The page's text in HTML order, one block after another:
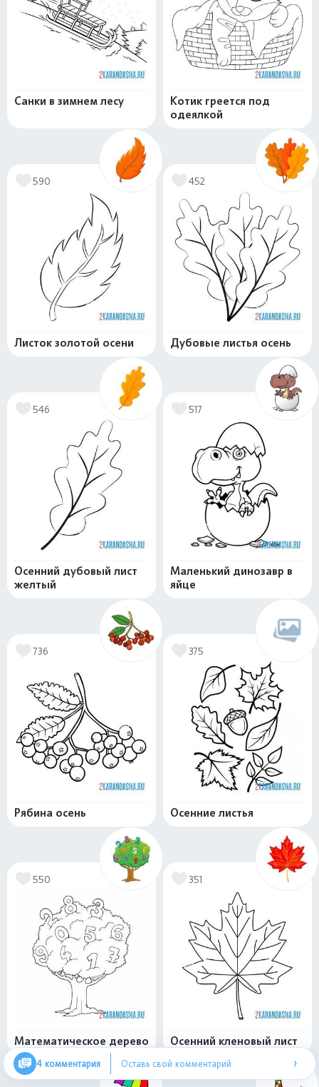
Санки в зимнем лесу
Котик греется под
одеялкой
590
Листок золотой осени
452
Дубовые листья осень
546
Осенний дубовый лист
желтый
517
Маленький динозавр в
яйце
736
Рябина осень
375
Осенние листья
550
Математическое дерево
351
Осенний кленовый лист
4 комментария Оставь свой комментарий ›